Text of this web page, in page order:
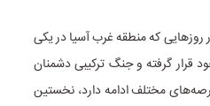
که منطقه غرب آسیا در یکی
قرار گرفته و جنگ ترکیبی دشمنان
مختلف ادامه دارد، نخستین